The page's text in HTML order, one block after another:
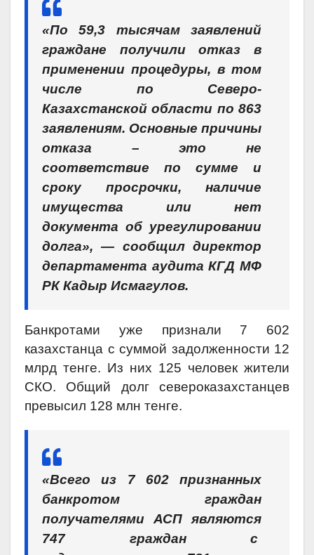
«По 59,3 тысячам заявлений
граждане получили отказ в
применении процедуры, в том
числе по Северо-
Казахстанской области по 863
заявлениям. Основные причины
отказа – это не
соответствие по сумме и
сроку просрочки, наличие
имущества или нет
документа об урегулировании
долга», — сообщил директор
департамента аудита КГД МФ
РК Кадыр Исмагулов.
Банкротами уже признали 7 602
казахстанца с суммой задолженности 12
млрд тенге. Из них 125 человек жители
СКО. Общий долг североказахстанцев
превысил 128 млн тенге.
«Всего из 7 602 признанных
банкротом граждан
получателями АСП являются
747 граждан с